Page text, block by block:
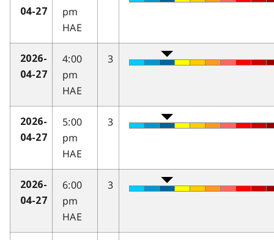
04-27
pm
HAE
2026-
04-27
4:00
pm
HAE
3
2026-
04-27
5:00
pm
HAE
3
2026-
04-27
6:00
pm
HAE
3